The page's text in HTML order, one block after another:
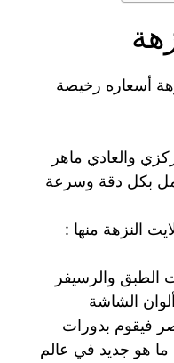
أسعاره رخيصة
والعادي ماهر
بكل دقة وسرعة
النزهة منها :
والرسيفر
الشاشة
فيقوم بدورات
ما هو جديد في عالم